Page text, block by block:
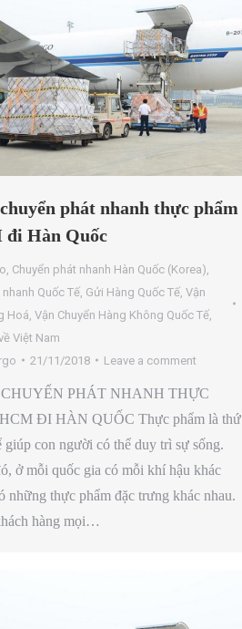
phát nhanh thực phẩm
đi Hàn Quốc
Chuyển phát nhanh Hàn Quốc (Korea)
Quốc Tế Gửi Hàng Quốc Tế Vận
Hoá Vận Chuyển Hàng Không Quốc Tế
Việt Nam
21/11/2018 Leave a comment
PHÁT NHANH THỰC
ĐI HÀN QUỐC Thực phẩm là thứ
giúp con người có thể duy trì sự sống.
ở mỗi quốc gia có mỗi khí hậu khác
những thực phẩm đặc trưng khác nhau.
hàng mọi…